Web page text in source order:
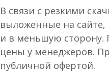
В связи с резкими
выложенные на сайте,
и в меньшую сторону.
цены у менеджеров.
публичной офертой.